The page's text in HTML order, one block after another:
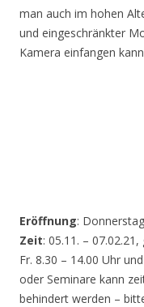
man auch im hohen
und eingeschränkter
Kamera einfangen
Eröffnung:
Zeit: 05.11. –
Fr. 8.30 – 14.00 Uhr
oder Seminare kann
behindert werden –